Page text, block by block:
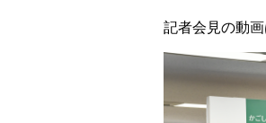
記者会見の動画